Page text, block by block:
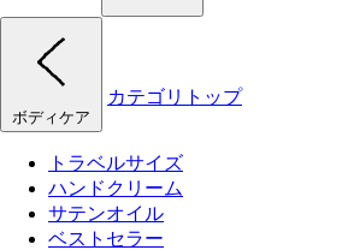
ボディケア
カテゴリトップ
トラベルサイズ
ハンドクリーム
サテンオイル
ベストセラー